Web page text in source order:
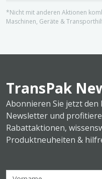
*Nicht mit anderen Aktionen
Maschinen, Geräte &
TransPak
Abonnieren Sie jetzt
Newsletter und
Rabattaktionen,
Produktneuheiten &